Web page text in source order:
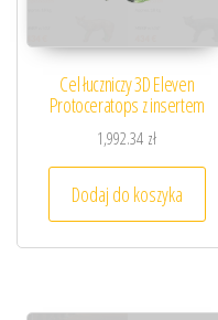
Cel łuczniczy 3D Eleven
Protoceratops z insertem
1,992.34 zł
Dodaj do koszyka